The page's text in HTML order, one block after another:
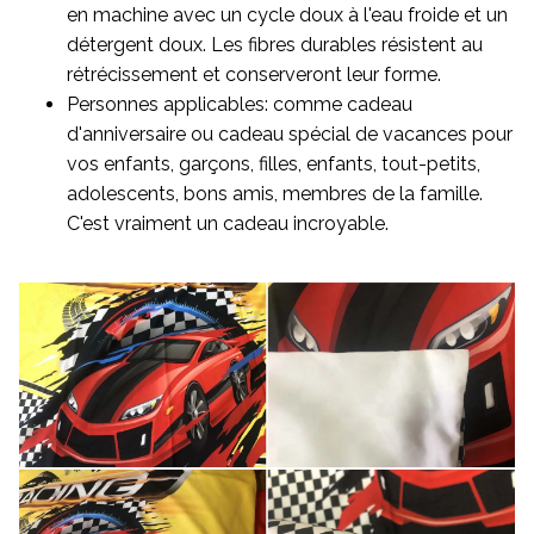
en machine avec un cycle doux à l'eau froide et un
détergent doux. Les fibres durables résistent au
rétrécissement et conserveront leur forme.
Personnes applicables: comme cadeau
d'anniversaire ou cadeau spécial de vacances pour
vos enfants, garçons, filles, enfants, tout-petits,
adolescents, bons amis, membres de la famille.
C'est vraiment un cadeau incroyable.